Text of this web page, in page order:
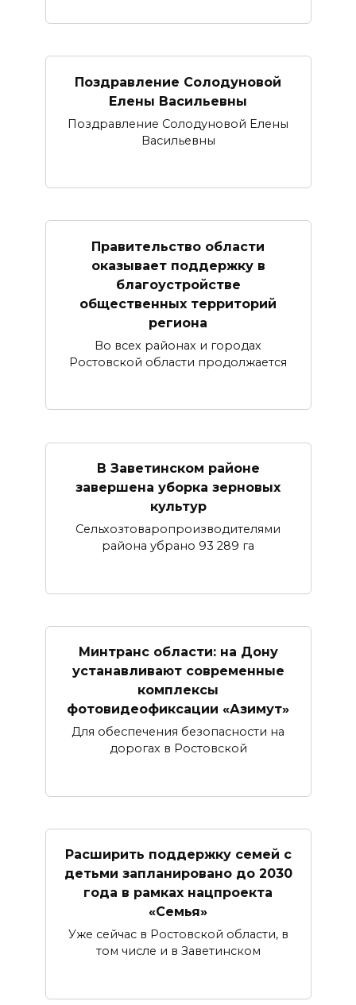
Поздравление Солодуновой
Елены Васильевны
Поздравление Солодуновой Елены
Васильевны
Правительство области
оказывает поддержку в
благоустройстве
общественных территорий
региона
Во всех районах и городах
Ростовской области продолжается
В Заветинском районе
завершена уборка зерновых
культур
Сельхозтоваропроизводителями
района убрано 93 289 га
Минтранс области: на Дону
устанавливают современные
комплексы
фотовидеофиксации «Азимут»
Для обеспечения безопасности на
дорогах в Ростовской
Расширить поддержку семей с
детьми запланировано до 2030
года в рамках нацпроекта
«Семья»
Уже сейчас в Ростовской области, в
том числе и в Заветинском